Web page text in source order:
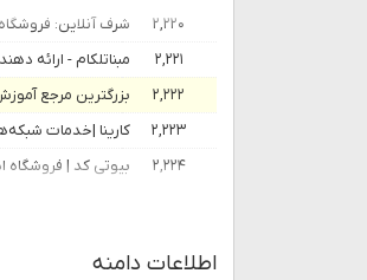
۲,۲۲۰
۲,۲۲۱
۲,۲۲۲
۲,۲۲۳
۲,۲۲۴
اطلاعات دامنه